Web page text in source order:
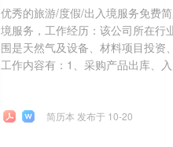
优秀的旅游/度假/出入境服务免费
境服务，工作经历：该公司所在行
围是天然气及设备、材料项目投资
工作内容有：1、采购产品出库、
简历本 发布于 10-20